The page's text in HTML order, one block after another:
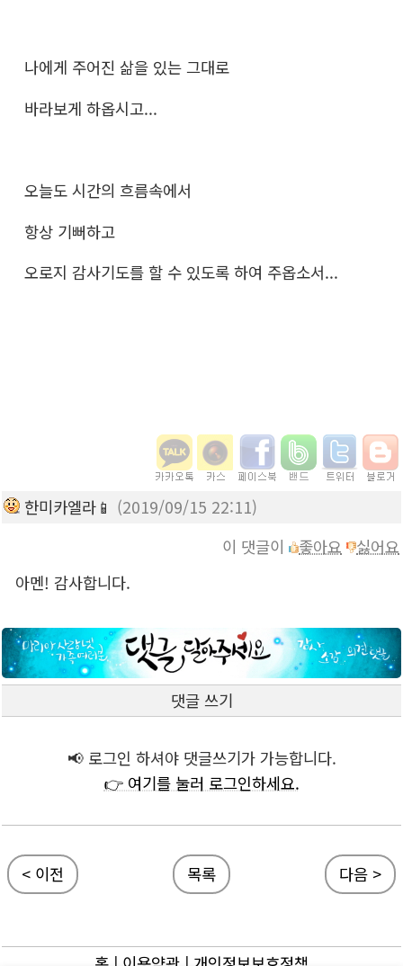
나에게 주어진 삶을 있는 그대로
바라보게 하옵시고...
오늘도 시간의 흐름속에서
항상 기뻐하고
오로지 감사기도를 할 수 있도록 하여 주옵소서...
한미카엘라📱 (2019/09/15 22:11)
이 댓글이
좋아요
싫어요
아멘! 감사합니다.
댓글 쓰기
📢 로그인 하셔야 댓글쓰기가 가능합니다.
👉 여기를 눌러 로그인하세요.
< 이전 목록 다음 >